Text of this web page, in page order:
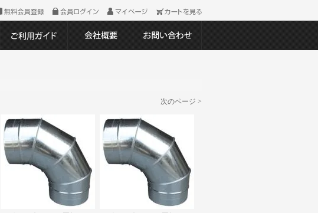
次のページ >